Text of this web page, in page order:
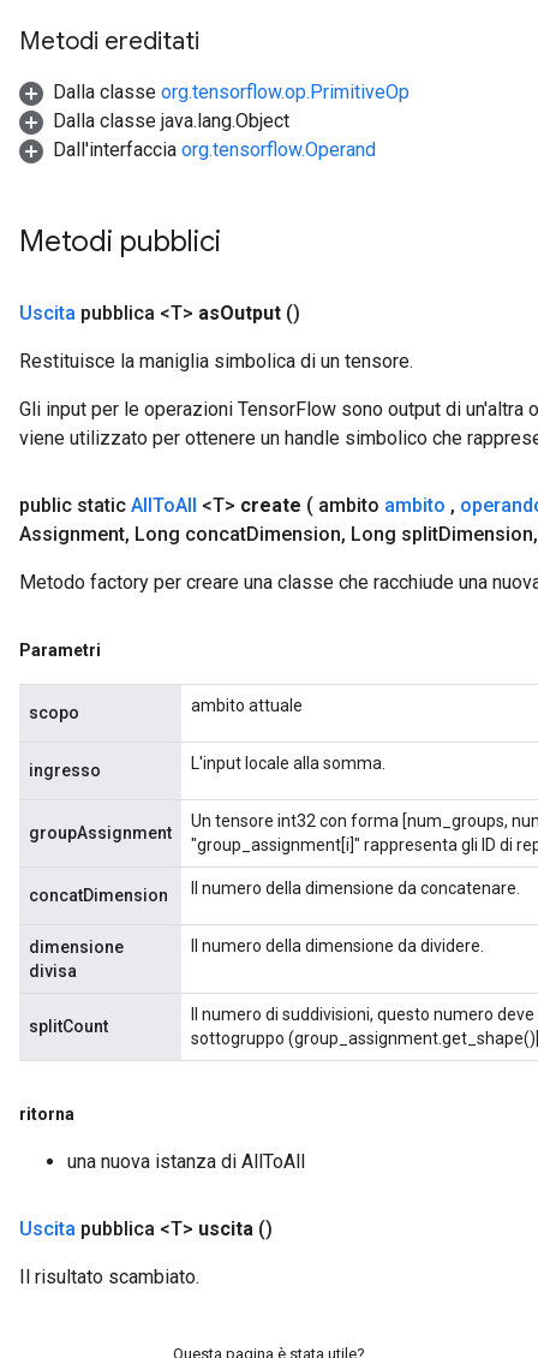
Metodi ereditati
Dalla classe org.tensorflow.op.PrimitiveOp
Dalla classe java.lang.Object
Dall'interfaccia org.tensorflow.Operand
Metodi pubblici
Uscita pubblica <T> asOutput ()
Restituisce la maniglia simbolica di un tensore.
Gli input per le operazioni TensorFlow sono output di un'altra
viene utilizzato per ottenere un handle simbolico che
public static AllToAll <T> create ( ambito ambito ,
Assignment, Long concatDimension, Long splitDimension,
Metodo factory per creare una classe che racchiude una
Parametri
scopo ambito attuale
ingresso L'input locale alla somma.
groupAssignment
Un tensore int32 con forma [num_groups,
"group_assignment[i]" rappresenta gli ID di
concatDimension Il numero della dimensione da concatenare.
dimensione
divisa
Il numero della dimensione da dividere.
splitCount
Il numero di suddivisioni, questo numero
sottogruppo
ritorna
una nuova istanza di AllToAll
Uscita pubblica <T> uscita ()
Il risultato scambiato.
Questa pagina è stata utile?